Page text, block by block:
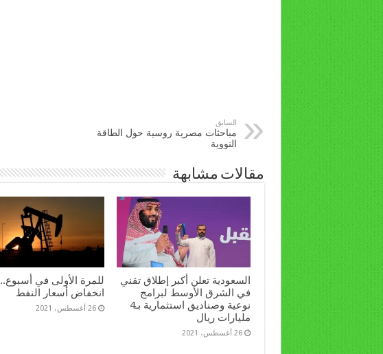
السابق
مباحثات مصرية روسية حول الطاقة
النووية
مقالات مشابهة
السعودية تعلن أكبر إطلاق تقني
في الشرق الأوسط لبرامج
نوعية وصناديق استثمارية بـ4
مليارات ريال
26 أغسطس، 2021
للمرة الأولى في أسبوع..
انخفاض أسعار النفط
26 أغسطس، 2021